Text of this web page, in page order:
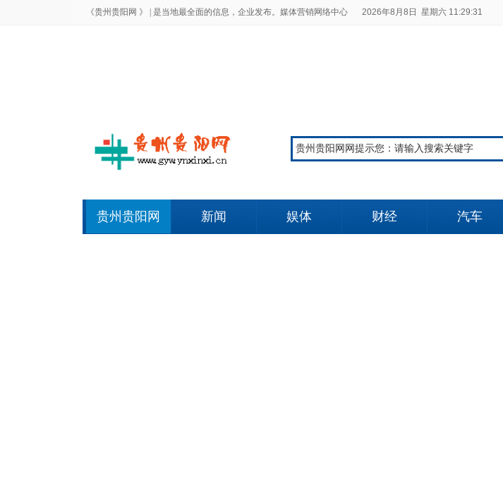
《贵州贵阳网 》 | 是当地最全面的信息，企业发布。媒体营销网络中心 2026年8月8日 星期六 11:29:32
贵州贵阳网 新闻 娱体 财经 汽车